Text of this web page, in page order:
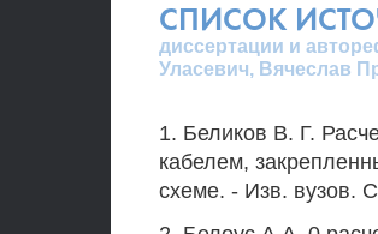
СПИСОК
диссертации и
Уласевич, Вячеслав
1. Беликов В. Г.
кабелем,
схеме. - Изв. вузов.